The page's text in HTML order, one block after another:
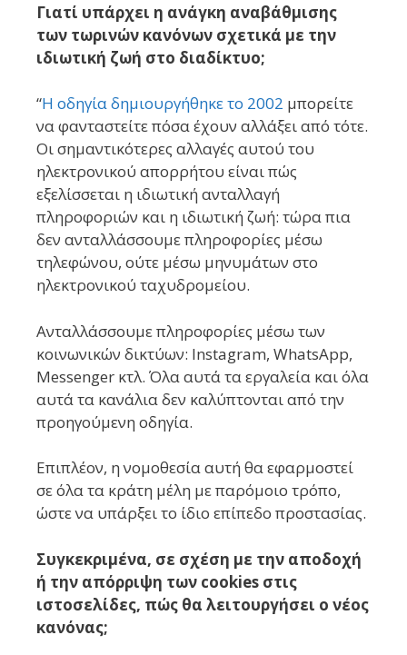
Γιατί υπάρχει η ανάγκη αναβάθμισης
των τωρινών κανόνων σχετικά με την
ιδιωτική ζωή στο διαδίκτυο;
“Η οδηγία δημιουργήθηκε το 2002 μπορείτε
να φανταστείτε πόσα έχουν αλλάξει από τότε.
Οι σημαντικότερες αλλαγές αυτού του
ηλεκτρονικού απορρήτου είναι πώς
εξελίσσεται η ιδιωτική ανταλλαγή
πληροφοριών και η ιδιωτική ζωή: τώρα πια
δεν ανταλλάσσουμε πληροφορίες μέσω
τηλεφώνου, ούτε μέσω μηνυμάτων στο
ηλεκτρονικού ταχυδρομείου.
Ανταλλάσσουμε πληροφορίες μέσω των
κοινωνικών δικτύων: Instagram, WhatsApp,
Messenger κτλ. Όλα αυτά τα εργαλεία και όλα
αυτά τα κανάλια δεν καλύπτονται από την
προηγούμενη οδηγία.
Επιπλέον, η νομοθεσία αυτή θα εφαρμοστεί
σε όλα τα κράτη μέλη με παρόμοιο τρόπο,
ώστε να υπάρξει το ίδιο επίπεδο προστασίας.
Συγκεκριμένα, σε σχέση με την αποδοχή
ή την απόρριψη των cookies στις
ιστοσελίδες, πώς θα λειτουργήσει ο νέος
κανόνας;